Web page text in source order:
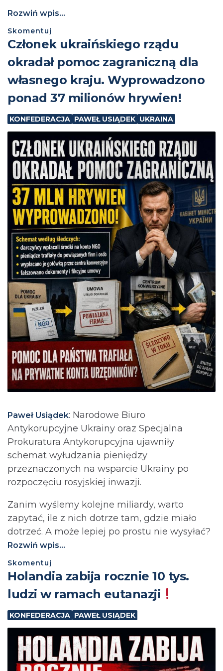
Rozwiń wpis...
Skomentuj
Członek ukraińskiego rządu
okradał pomoc zagraniczną dla
własnego kraju. Wyprowadzono
ponad 37 milionów hrywien!
KONFEDERACJA PAWEŁ USIĄDEK UKRAINA
Paweł Usiądek: Narodowe Biuro
Antykorupcyjne Ukrainy oraz Specjalna
Prokuratura Antykorupcyjna ujawniły
schemat wyłudzania pieniędzy
przeznaczonych na wsparcie Ukrainy po
rozpoczęciu rosyjskiej inwazji.
Zanim wyślemy kolejne miliardy, warto
zapytać, ile z nich dotrze tam, gdzie miało
dotrzeć. A może lepiej po prostu nie wysyłać?⁩
Rozwiń wpis...
Skomentuj
Holandia zabija rocznie 10 tys.
ludzi w ramach eutanazji
KONFEDERACJA PAWEŁ USIĄDEK